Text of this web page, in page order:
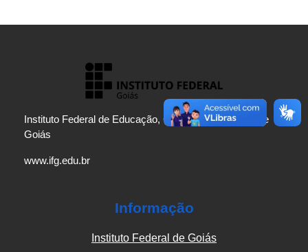
Instituto Federal de Educação, Ciência e Tecnologia de
Goiás
www.ifg.edu.br
Informação
Instituto Federal de Goiás